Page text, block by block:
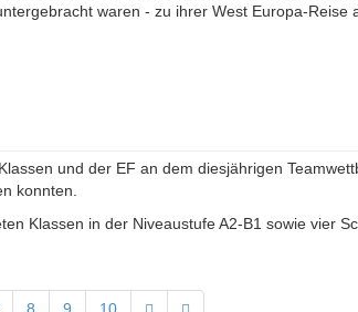
waren - zu ihrer West Europa-Reise
und der EF an dem diesjährigen
konnten.
Klassen in der Niveaustufe A2-B1 sowie vier